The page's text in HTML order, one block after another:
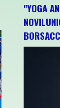
"YOGA